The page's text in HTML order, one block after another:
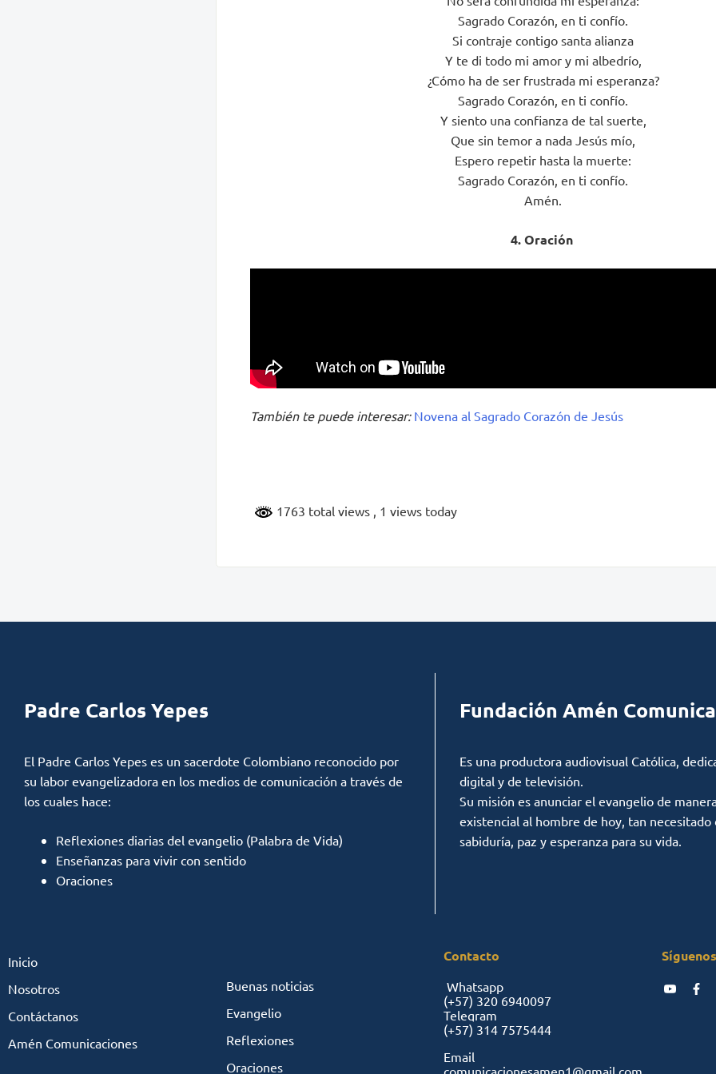
Sagrado Corazón, en ti confío.
Si contraje contigo santa alianza
Y te di todo mi amor y mi albedrío,
¿Cómo ha de ser frustrada mi esperanza?
Sagrado Corazón, en ti confío.
Y siento una confianza de tal suerte,
Que sin temor a nada Jesús mío,
Espero repetir hasta la muerte:
Sagrado Corazón, en ti confío.
Amén.
4. Oración
También te puede interesar: Novena al Sagrado Corazón de Jesús
1763 total views , 1 views today
Padre Carlos Yepes
El Padre Carlos Yepes es un sacerdote Colombiano reconocido por
su labor evangelizadora en los medios de comunicación a través de
los cuales hace:
Reflexiones diarias del evangelio (Palabra de Vida)
Enseñanzas para vivir con sentido
Oraciones
Fundación Amén
Es una productora audiovisual Católica,
digital y de televisión.
Su misión es anunciar el evangelio de
existencial al hombre de hoy, tan necesitado
sabiduría, paz y esperanza para su vida.
Inicio
Nosotros
Contáctanos
Amén Comunicaciones
Buenas noticias
Evangelio
Reflexiones
Oraciones
Contacto
Whatsapp
(+57) 320 6940097
Telegram
(+57) 314 7575444
Email